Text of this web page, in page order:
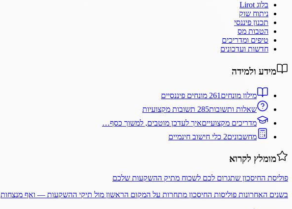
בלוג Lirot
ניתוח שוק
תכנון פיננסי
הטבות מס
טיפים ומדריכים
חדשות ועדכונים
מידע ולמידה
מילון מונחים 261 מונחים פיננסיים
שאלות ותשובות285 תשובות מקצועיות
מדריכים מקצועייםאיך לעדכן מוטבים, למשוך כסף…
מחשבונים2 כלי חישוב חינמיים
מומלץ לקרוא
פוליסת החיסכון שתגרום לכם לשכוח מתיק ההשקעות שלכם
בשנים האחרונות פוליסות החיסכון מתחרות על המקום הראשון מול תיקי ההשקעות — ואף מנצחות